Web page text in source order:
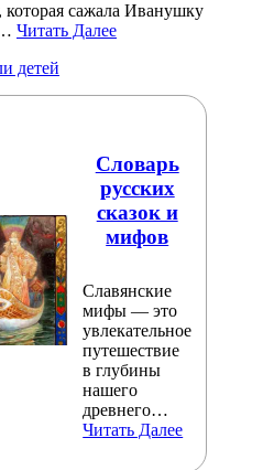
сажала Иванушку
Читать Далее
Словарь
русских
сказок и
мифов
Славянские
мифы — это
увлекательное
путешествие
в глубины
нашего
древнего…
Читать Далее